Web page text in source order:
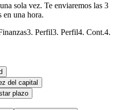
sola vez. Te enviaremos las 3
en una hora.
3. Perfil3. Perfil4. Cont.4.
del capital
plazo